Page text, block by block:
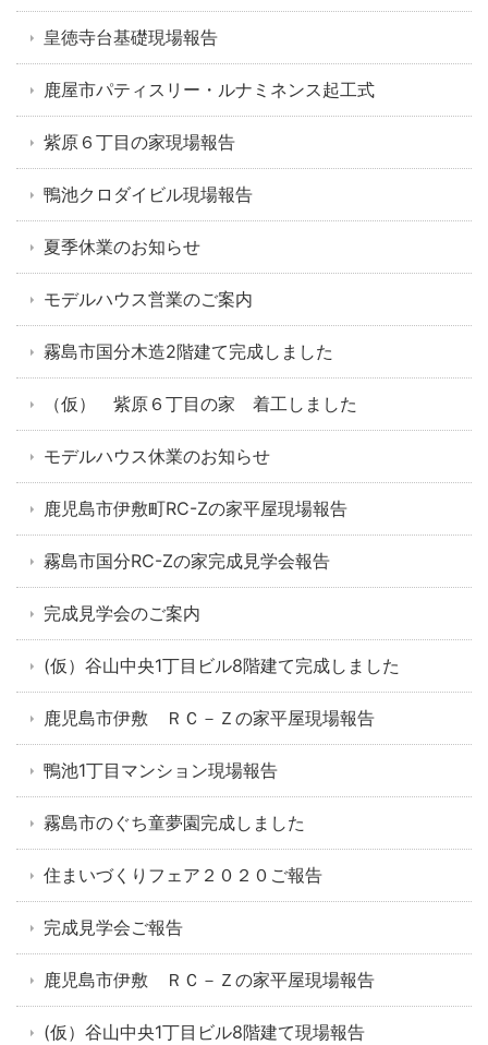
皇徳寺台基礎現場報告
鹿屋市パティスリー・ルナミネンス起工式
紫原６丁目の家現場報告
鴨池クロダイビル現場報告
夏季休業のお知らせ
モデルハウス営業のご案内
霧島市国分木造2階建て完成しました
（仮） 紫原６丁目の家 着工しました
モデルハウス休業のお知らせ
鹿児島市伊敷町RC-Zの家平屋現場報告
霧島市国分RC-Zの家完成見学会報告
完成見学会のご案内
(仮）谷山中央1丁目ビル8階建て完成しました
鹿児島市伊敷 ＲＣ－Ｚの家平屋現場報告
鴨池1丁目マンション現場報告
霧島市のぐち童夢園完成しました
住まいづくりフェア２０２０ご報告
完成見学会ご報告
鹿児島市伊敷 ＲＣ－Ｚの家平屋現場報告
(仮）谷山中央1丁目ビル8階建て現場報告